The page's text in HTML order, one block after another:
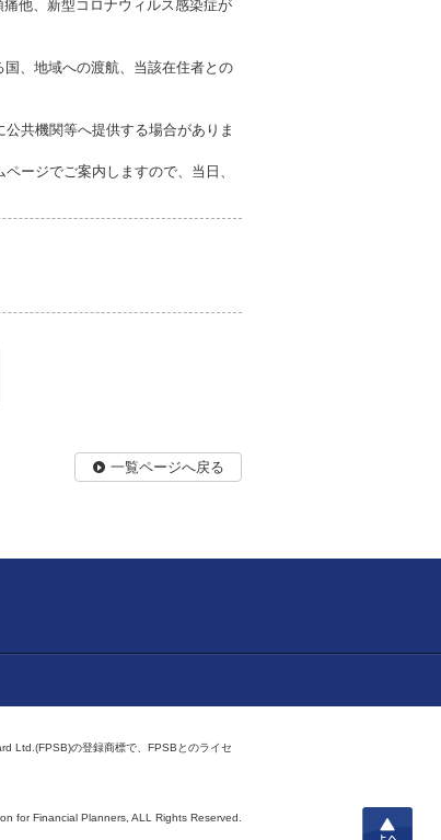
他、新型コロナウィルス感染症が
、地域への渡航、当該在住者との
共機関等へ提供する場合がありま
ージでご案内しますので、当日、
一覧ページへ戻る
上へ
Ltd.(FPSB)の登録商標で、FPSBとのライセ
for Financial Planners, ALL Rights Reserved.